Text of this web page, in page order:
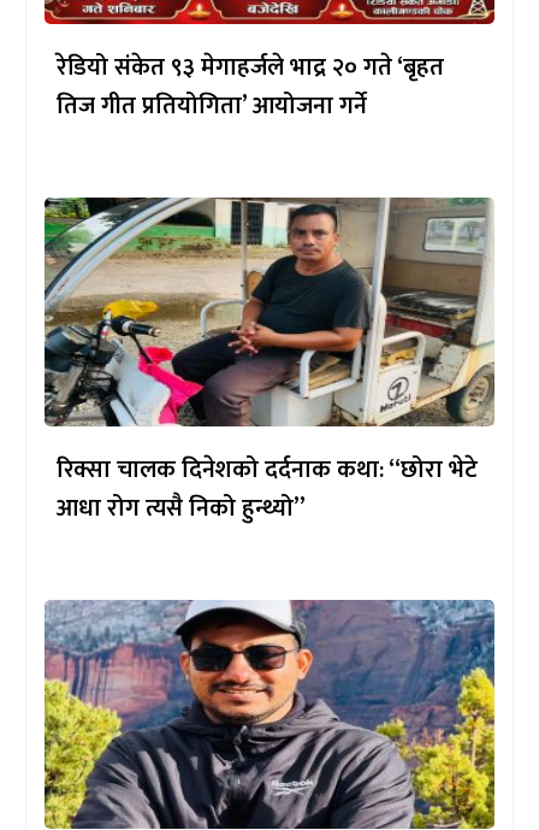
रेडियो संकेत ९३ मेगाहर्जले भाद्र २० गते ‘बृहत
तिज गीत प्रतियोगिता’ आयोजना गर्ने
रिक्सा चालक दिनेशको दर्दनाक कथा: “छोरा भेटे
आधा रोग त्यसै निको हुन्थ्यो”